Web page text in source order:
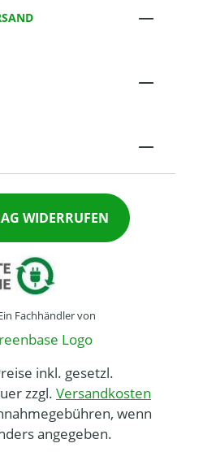
WIDERRUFEN
Fachhändler von
inkl. gesetzl.
zzgl. Versandkosten
wenn
angegeben.